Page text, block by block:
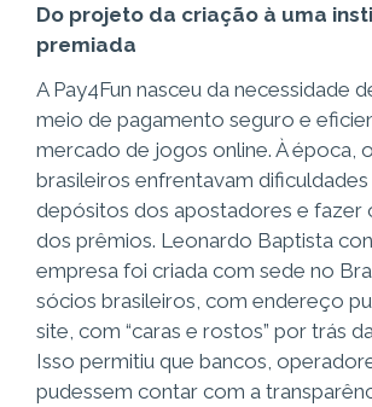
Do projeto da criação à uma
premiada
A Pay4Fun nasceu da necessidade
meio de pagamento seguro e
mercado de jogos online. À época,
brasileiros enfrentavam
depósitos dos apostadores e fazer
dos prêmios. Leonardo Baptista
empresa foi criada com sede no
sócios brasileiros, com endereço
site, com “caras e rostos” por trás
Isso permitiu que bancos,
pudessem contar com a